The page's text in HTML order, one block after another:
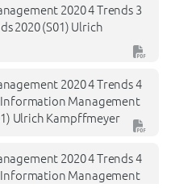
2020 4 Trends 3
2020 (S01) Ulrich
2020 4 Trends 4
Management
Ulrich Kampffmeyer
2020 4 Trends 4
Management